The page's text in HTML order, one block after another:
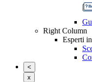
Right Column
Esperti
<
x